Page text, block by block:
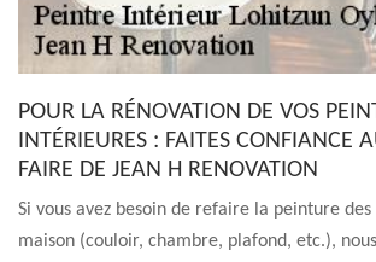
POUR LA RÉNOVATION DE VOS
INTÉRIEURES : FAITES CONFIANCE
FAIRE DE JEAN H RENOVATION
Si vous avez besoin de refaire la peinture
maison (couloir, chambre, plafond, etc.),